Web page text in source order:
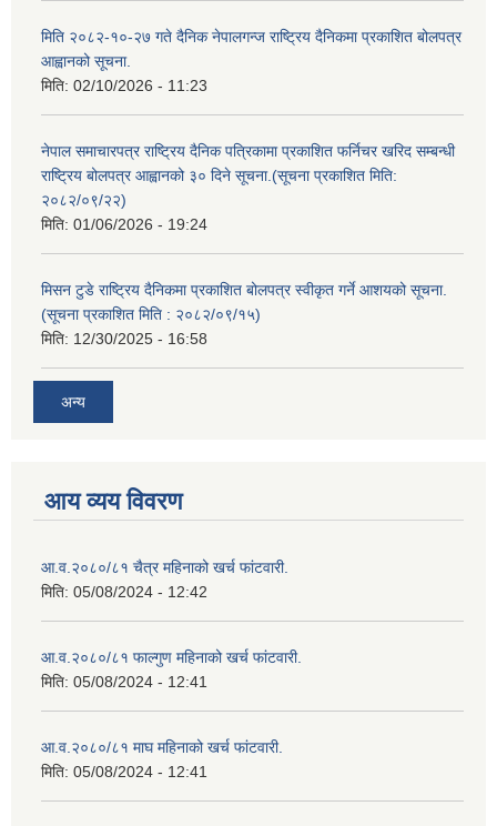
मिति २०८२-१०-२७ गते दैनिक नेपालगन्ज राष्ट्रिय दैनिकमा प्रकाशित बोलपत्र
आह्वानको सूचना.
मिति: 02/10/2026 - 11:23
नेपाल समाचारपत्र राष्ट्रिय दैनिक पत्रिकामा प्रकाशित फर्निचर खरिद सम्बन्धी
राष्ट्रिय बोलपत्र आह्वानको ३० दिने सूचना.(सूचना प्रकाशित मिति:
२०८२/०९/२२)
मिति: 01/06/2026 - 19:24
मिसन टुडे राष्ट्रिय दैनिकमा प्रकाशित बोलपत्र स्वीकृत गर्ने आशयको सूचना.
(सूचना प्रकाशित मिति : २०८२/०९/१५)
मिति: 12/30/2025 - 16:58
अन्य
आय व्यय विवरण
आ.व.२०८०/८१ चैत्र महिनाको खर्च फांटवारी.
मिति: 05/08/2024 - 12:42
आ.व.२०८०/८१ फाल्गुण महिनाको खर्च फांटवारी.
मिति: 05/08/2024 - 12:41
आ.व.२०८०/८१ माघ महिनाको खर्च फांटवारी.
मिति: 05/08/2024 - 12:41